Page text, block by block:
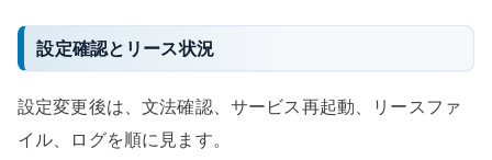
設定確認とリース状況
設定変更後は、文法確認、サービス再起動、リースファ
イル、ログを順に見ます。